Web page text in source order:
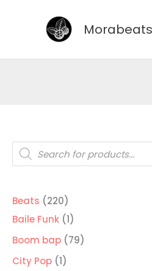
Búsqueda
de
productos
Beats 220220
productos
Baile Funk 11
producto
Boom bap 7979
City Pop 11